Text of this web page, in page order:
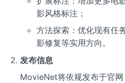
影风格标注；
方法探索：优化现有任
影修复等实用方向。
发布信息
MovieNet将依规发布于官网